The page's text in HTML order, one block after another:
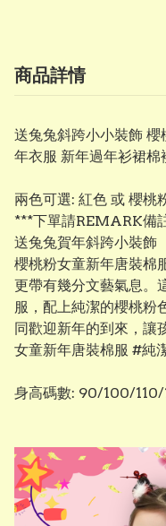
商品詳情
送兔兔斜跨小小裝飾
年衣服 新年過年衫裙
兩色可選: 紅色 或 櫻桃
***下單請REMARK備
送兔兔賀年斜跨小裝飾
櫻桃粉女童新年唐裝棉
更帶有幾分文藝氣息。
服，配上純潔的櫻桃粉
同歡迎新年的到來，讓
女童新年唐裝棉服 #純
身高碼數: 90/100/